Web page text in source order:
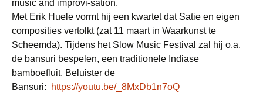
music and improvi-sation.
Met Erik Huele vormt hij een kwartet dat Satie en eigen
composities vertolkt (zat 11 maart in Waarkunst te
Scheemda). Tijdens het Slow Music Festival zal hij o.a.
de bansuri bespelen, een traditionele Indiase
bamboefluit. Beluister de
Bansuri:
https://youtu.be/_8MxDb1n7oQ